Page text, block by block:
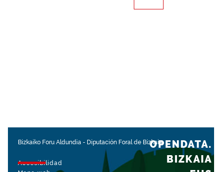
Bizkaiko Foru Aldundia - Diputación Foral de Bizkaia
Accesibilidad
OPENDATA.
BIZKAIA